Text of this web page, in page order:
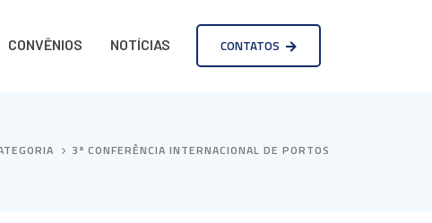
CONVÊNIOS NOTÍCIAS CONTATOS
3ª CONFERÊNCIA INTERNACIONAL DE PORTOS